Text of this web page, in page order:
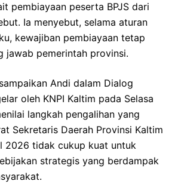
pembiayaan peserta BPJS dari
Ia menyebut, selama aturan
kewajiban pembiayaan tetap
jawab pemerintah provinsi.
Andi dalam Dialog
oleh KNPI Kaltim pada Selasa
langkah pengalihan yang
Sekretaris Daerah Provinsi Kaltim
2026 tidak cukup kuat untuk
strategis yang berdampak